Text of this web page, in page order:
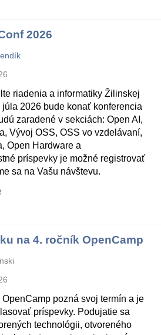
2026
riadenia a informatiky Žilinskej
2026 bude konať konferencia
zaradené v sekciách: Open AI,
Vývoj OSS, OSS vo vzdelávaní,
Open Hardware a
príspevky je možné registrovať
sa na Vašu návštevu.
na 4. ročník OpenCamp
pozná svoj termín a je
príspevky. Podujatie sa
technológii, otvoreného